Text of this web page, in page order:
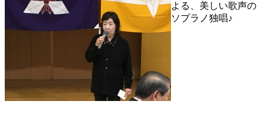
よる、美しい歌声の
ソプラノ独唱♪